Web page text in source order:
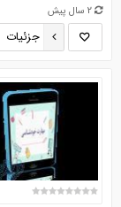
2 سال پیش
جزئیات